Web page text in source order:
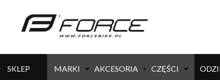
SKLEP MARKI AKCESORIA CZĘŚCI